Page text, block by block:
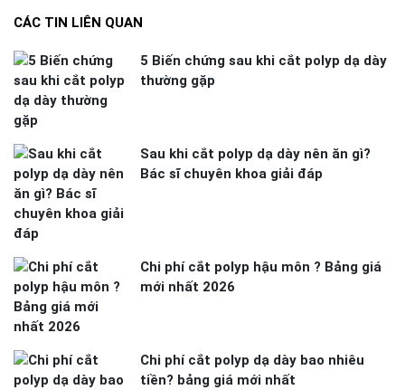
CÁC TIN LIÊN QUAN
5 Biến chứng sau khi cắt polyp dạ dày
thường gặp
Sau khi cắt polyp dạ dày nên ăn gì?
Bác sĩ chuyên khoa giải đáp
Chi phí cắt polyp hậu môn ? Bảng giá
mới nhất 2026
Chi phí cắt polyp dạ dày bao nhiêu
tiền? bảng giá mới nhất